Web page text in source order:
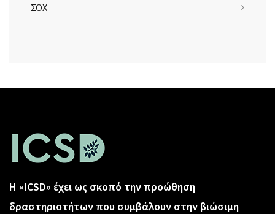
ΣΟΧ
Η «ICSD» έχει ως σκοπό την προώθηση
δραστηριοτήτων που συμβάλουν στην βιώσιμη